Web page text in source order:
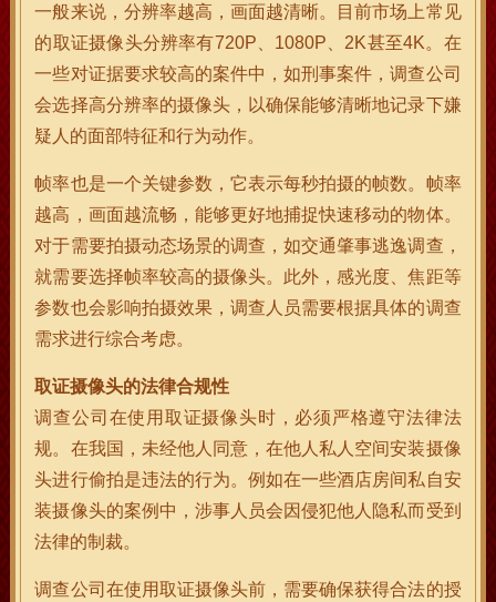
一般来说，分辨率越高，画面越清晰。目前市场上常见
的取证摄像头分辨率有720P、1080P、2K甚至4K。在
一些对证据要求较高的案件中，如刑事案件，调查公司
会选择高分辨率的摄像头，以确保能够清晰地记录下嫌
疑人的面部特征和行为动作。
帧率也是一个关键参数，它表示每秒拍摄的帧数。帧率
越高，画面越流畅，能够更好地捕捉快速移动的物体。
对于需要拍摄动态场景的调查，如交通肇事逃逸调查，
就需要选择帧率较高的摄像头。此外，感光度、焦距等
参数也会影响拍摄效果，调查人员需要根据具体的调查
需求进行综合考虑。
取证摄像头的法律合规性
调查公司在使用取证摄像头时，必须严格遵守法律法
规。在我国，未经他人同意，在他人私人空间安装摄像
头进行偷拍是违法的行为。例如在一些酒店房间私自安
装摄像头的案例中，涉事人员会因侵犯他人隐私而受到
法律的制裁。
调查公司在使用取证摄像头前，需要确保获得合法的授